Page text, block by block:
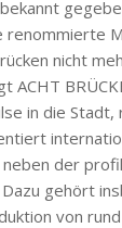
renommierte
nicht
ACHT
in die
der
gehört
von